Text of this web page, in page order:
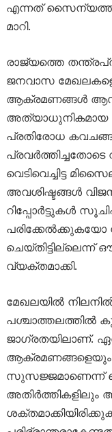
എന്നത്
മാറി.
രാജ്യത്തെ
ജനവാസ
ആക്രമണങ്ങൾ
അത്യാധുനികമായ
പ്രതിരോധ
വെടിവെച്ചിട്ട
അവശിഷ്ടങ്ങൾ
റിപ്പോർട്ടുകൾ
വ്യക്തമാക്കി.
മേഖലയിൽ
പശ്ചാത്തലത്തിൽ
ജാഗ്രതയിലാണ്.
ആക്രമണങ്ങളെയും
സുസജ്ജമാണെന്ന്
അതിർത്തികളിലും